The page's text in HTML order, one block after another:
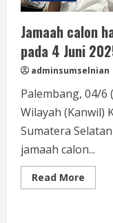
Jamaah calon
pada 4 Juni
adminsumselnian
Palembang, 04/6
Wilayah (Kanwil)
Sumatera
jamaah calon...
Read More